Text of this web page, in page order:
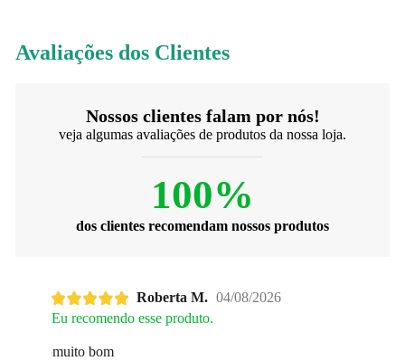
Avaliações dos Clientes
Nossos clientes falam por nós!
veja algumas avaliações de produtos da nossa loja.
100%
dos clientes recomendam nossos produtos
Roberta M. 04/08/2026
Eu recomendo esse produto.
muito bom